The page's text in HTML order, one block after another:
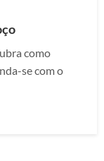
como
se com o